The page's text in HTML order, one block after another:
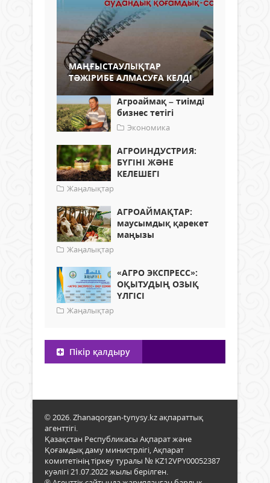
МАҢҒЫСТАУЛЫҚТАР
ТӘЖІРИБЕ АЛМАСУҒА КЕЛДІ
Агроаймақ – тиімді
бизнес тетігі
Экономика
АГРОИНДУСТРИЯ:
БҮГІНІ ЖӘНЕ
КЕЛЕШЕГІ
Жаңалықтар
АГРОАЙМАҚТАР:
маусымдық қарекет
маңызы
Жаңалықтар
«АГРО ЭКСПРЕСС»:
ОҚЫТУДЫҢ ОЗЫҚ
ҮЛГІСІ
Жаңалықтар
Пікір қалдыру
© 2026. Zhanaqorgan-tynysy.kz ақпараттық
агенттігі.
Қазақстан Республикасы Ақпарат және
Қоғамдық даму министрлігі, Ақпарат
комитетінің тіркеу туралы № KZ12VPY00052387
куәлігі 21.07.2022 жылы берілген.